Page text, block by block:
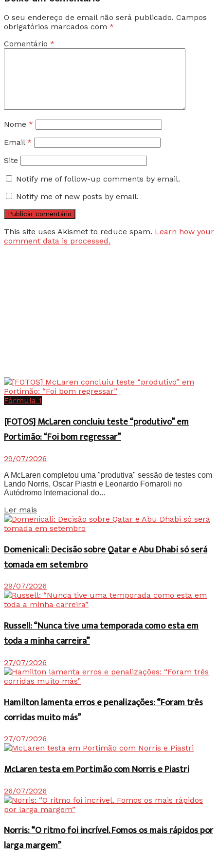
O seu endereço de email não será publicado. Campos
obrigatórios marcados com *
Comentário *
Nome *
Email *
Site
Notify me of follow-up comments by email.
Notify me of new posts by email.
This site uses Akismet to reduce spam. Learn how your
comment data is processed.
Fórmula 1
[FOTOS] McLaren concluiu teste “produtivo” em
Portimão: “Foi bom regressar”
29/07/2026
A McLaren completou uma "produtiva" sessão de testes com
Lando Norris, Oscar Piastri e Leonardo Fornaroli no
Autódromo Internacional do...
Ler mais
Domenicali: Decisão sobre Qatar e Abu Dhabi só será
tomada em setembro
29/07/2026
Russell: “Nunca tive uma temporada como esta em
toda a minha carreira”
27/07/2026
Hamilton lamenta erros e penalizações: “Foram três
corridas muito más”
27/07/2026
McLaren testa em Portimão com Norris e Piastri
26/07/2026
Norris: “O ritmo foi incrível. Fomos os mais rápidos por
larga margem”